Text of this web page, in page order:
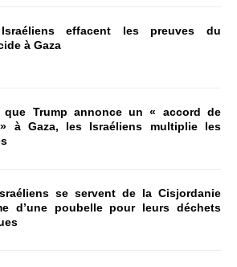
effacent les preuves du
à Gaza
que Trump annonce un « accord de
à Gaza, les Israéliens multiplie les
se servent de la Cisjordanie
d’une poubelle pour leurs déchets